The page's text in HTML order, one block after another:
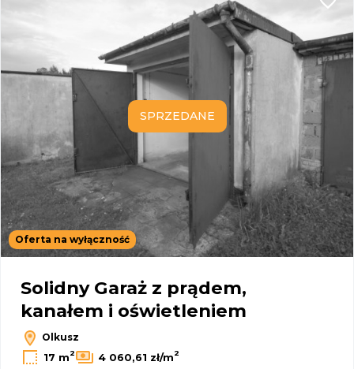
Oferta na wyłączność
SPRZEDANE
Solidny Garaż z prądem,
kanałem i oświetleniem
Olkusz
17 m2 4 060,61 zł/m2